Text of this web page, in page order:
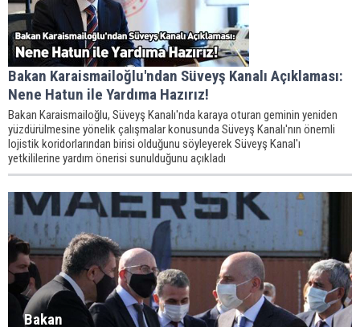
Bakan Karaismailoğlu'ndan Süveyş Kanalı Açıklaması:
Nene Hatun ile Yardıma Hazırız!
Bakan Karaismailoğlu, Süveyş Kanalı'nda karaya oturan geminin yeniden
yüzdürülmesine yönelik çalışmalar konusunda Süveyş Kanalı'nın önemli
lojistik koridorlarından birisi olduğunu söyleyerek Süveyş Kanal'ı
yetkililerine yardım önerisi sunulduğunu açıkladı
Bakan